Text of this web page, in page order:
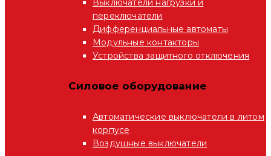
Выключатели нагрузки и
переключатели
Дифференциальные автоматы
Модульные контакторы
Устройства защитного отключения
Силовое оборудование
Автоматические выключатели в литом
корпусе
Воздушные выключатели